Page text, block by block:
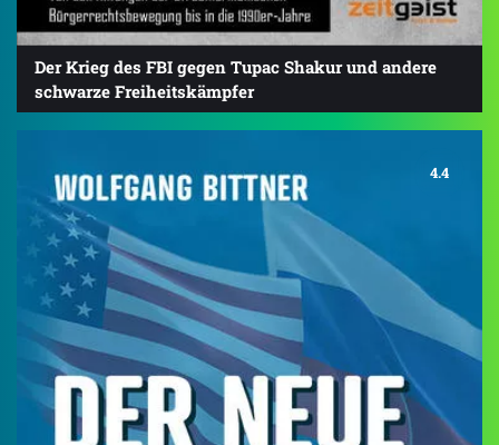
Der Krieg des FBI gegen Tupac Shakur und andere
schwarze Freiheitskämpfer
4.4